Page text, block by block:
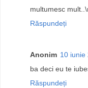
multumesc
Răspundeți
Anonim 10 iunie
ba deci eu te
Răspundeți